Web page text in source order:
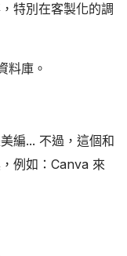
特別在客製化的調
料庫。
編... 不過，這個和
例如：Canva 來